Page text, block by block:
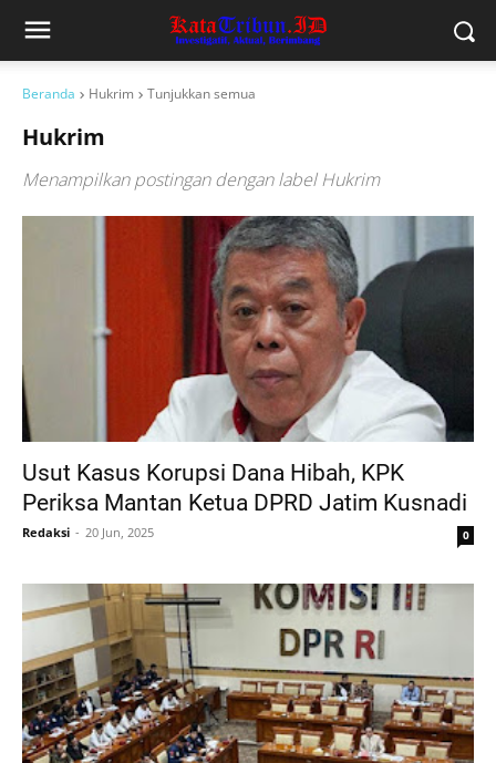
Beranda Hukrim Tunjukkan semua
Hukrim
Menampilkan postingan dengan labelHukrim
Usut Kasus Korupsi Dana Hibah, KPK
Periksa Mantan Ketua DPRD Jatim Kusnadi
Redaksi 20 Jun, 2025 0